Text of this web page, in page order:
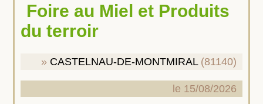
Foire au Miel et Produits
du terroir
CASTELNAU-DE-MONTMIRAL(81140)
le 15/08/2026